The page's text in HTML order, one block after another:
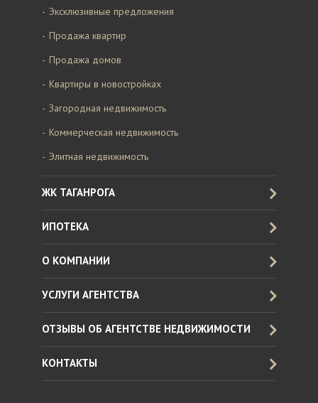
Эксклюзивные предложения
Продажа квартир
Продажа домов
Квартиры в новостройках
Загородная недвижимость
Коммерческая недвижимость
Элитная недвижимость
ЖК ТАГАНРОГА
ИПОТЕКА
О КОМПАНИИ
УСЛУГИ АГЕНТСТВА
ОТЗЫВЫ ОБ АГЕНТСТВЕ НЕДВИЖИМОСТИ
КОНТАКТЫ